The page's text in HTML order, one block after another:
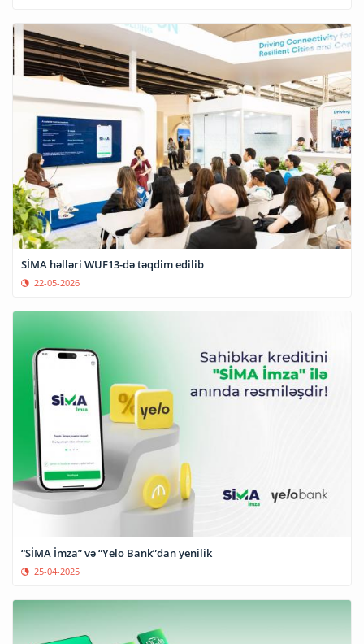
SİMA həlləri WUF13-də təqdim edilib
22-05-2026
“SİMA İmza” və “Yelo Bank”dan yenilik
25-04-2025